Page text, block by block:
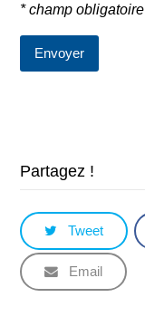
* champ obligatoire
Partagez !
Tweet
Email